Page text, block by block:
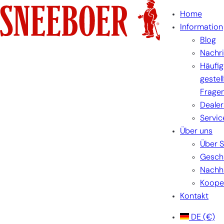
Zum
Inhalt
springen
Home
Information
Blog
Häufig
Über uns
Über
Kontakt
DE (€)